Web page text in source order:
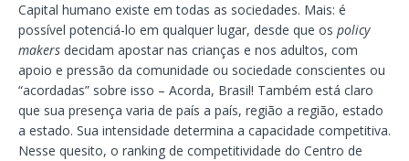
Capital humano existe em todas as sociedades. Mais: é
possível potenciá-lo em qualquer lugar, desde que os policy
makers decidam apostar nas crianças e nos adultos, com
apoio e pressão da comunidade ou sociedade conscientes ou
“acordadas” sobre isso – Acorda, Brasil! Também está claro
que sua presença varia de país a país, região a região, estado
a estado. Sua intensidade determina a capacidade competitiva.
Nesse quesito, o ranking de competitividade do Centro de